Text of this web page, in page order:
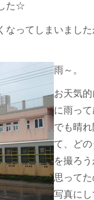
た☆
なってしまいました
雨～。
お天気
に雨っ
でも晴
て、ど
を撮ろ
思って
写真に